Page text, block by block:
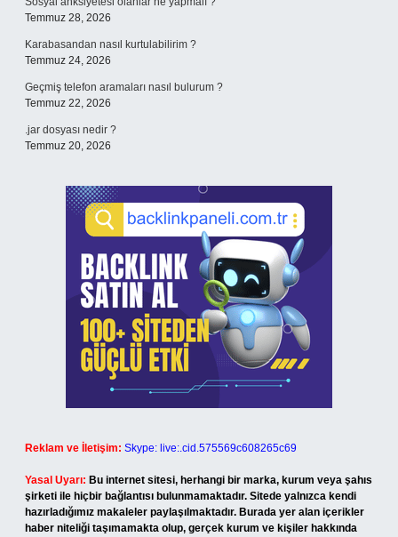
Temmuz 28, 2026
Karabasandan nasıl kurtulabilirim ?
Temmuz 24, 2026
Geçmiş telefon aramaları nasıl bulurum ?
Temmuz 22, 2026
.jar dosyası nedir ?
Temmuz 20, 2026
Reklam ve İletişim: Skype: live:.cid.575569c608265c69
Yasal Uyarı: Bu internet sitesi, herhangi bir marka, kurum veya şahıs
şirketi ile hiçbir bağlantısı bulunmamaktadır. Sitede yalnızca kendi
hazırladığımız makaleler paylaşılmaktadır. Burada yer alan içerikler
haber niteliği taşımamakta olup, gerçek kurum ve kişiler hakkında